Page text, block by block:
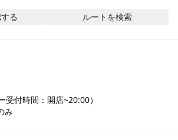
る ルートを検索
受付時間：開店~20:00）
み